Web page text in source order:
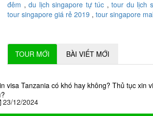
đêm , du lịch singapore tự túc , tour du lịch
tour singapore giá rẻ 2019 , tour singapore
TOUR MỚI BÀI VIẾT MỚI
visa Tanzania có khó hay không? Thủ tục xin
23/12/2024